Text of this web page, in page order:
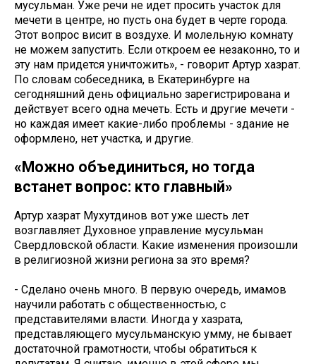
мусульман. Уже речи не идет просить участок для
мечети в центре, но пусть она будет в черте города.
Этот вопрос висит в воздухе. И молельную комнату
не можем запустить. Если откроем ее незаконно, то и
эту нам придется уничтожить», - говорит Артур хазрат.
По словам собеседника, в Екатеринбурге на
сегодняшний день официально зарегистрирована и
действует всего одна мечеть. Есть и другие мечети -
но каждая имеет какие-либо проблемы - здание не
оформлено, нет участка, и другие.
«Можно объединиться, но тогда
встанет вопрос: кто главный»
Артур хазрат Мухутдинов вот уже шесть лет
возглавляет Духовное управление мусульман
Свердловской области. Какие изменения произошли
в религиозной жизни региона за это время?
- Сделано очень много. В первую очередь, имамов
научили работать с общественностью, с
представителями власти. Иногда у хазрата,
представляющего мусульманскую умму, не бывает
достаточной грамотности, чтобы обратиться к